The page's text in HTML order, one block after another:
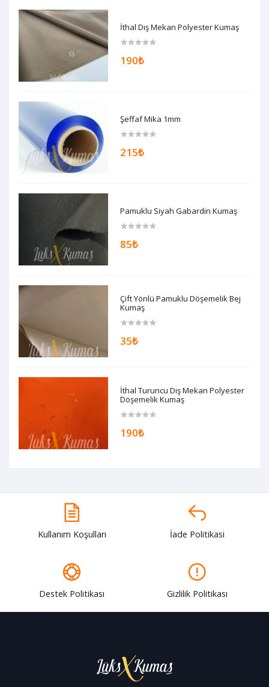
İthal Dış Mekan Polyester Kumaş
190₺
Şeffaf Mika 1mm
215₺
Pamuklu Siyah Gabardin Kumaş
85₺
Çift Yönlü Pamuklu Döşemelik Bej
Kumaş
35₺
İthal Turuncu Dış Mekan Polyester
Döşemelik Kumaş
190₺
Kullanım Koşulları İade Politikasi
Destek Politikası Gizlilik Politikası